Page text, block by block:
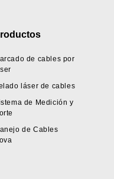
de cables por
láser de cables
de Medición y
de Cables